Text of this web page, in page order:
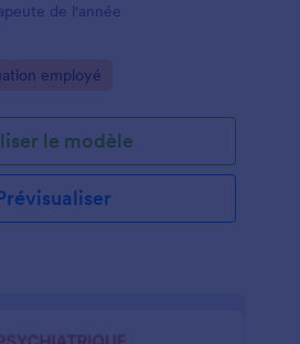
de l'année
employé
le modèle